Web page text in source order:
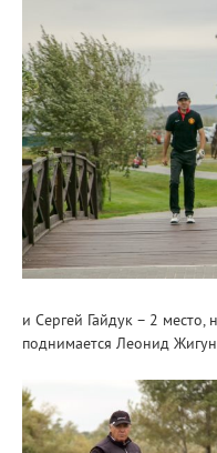
и Сергей Гайдук – 2 место,
поднимается Леонид